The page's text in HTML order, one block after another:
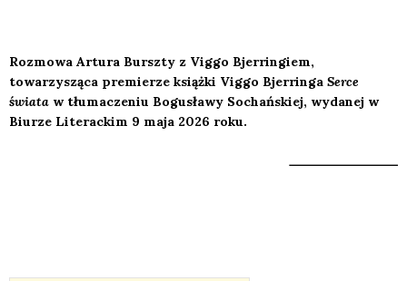
Rozmowa Artura Burszty z Viggo Bjerringiem,
towarzysząca premierze książki Viggo Bjerringa Serce
świata w tłumaczeniu Bogusławy Sochańskiej, wydanej w
Biurze Literackim 9 maja 2026 roku.